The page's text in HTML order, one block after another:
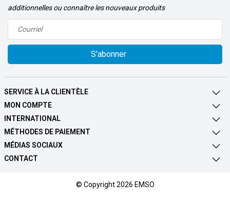
additionnelles ou connaître les nouveaux produits
S'abonner
SERVICE À LA CLIENTÈLE
MON COMPTE
INTERNATIONAL
MÉTHODES DE PAIEMENT
MÉDIAS SOCIAUX
CONTACT
© Copyright 2026 EMSO